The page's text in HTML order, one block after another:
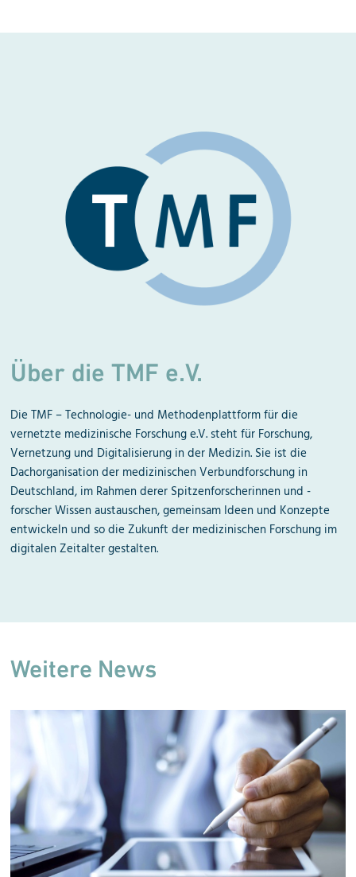
Über die TMF e.V.
Die TMF – Technologie- und Methodenplattform für die
vernetzte medizinische Forschung e.V. steht für Forschung,
Vernetzung und Digitalisierung in der Medizin. Sie ist die
Dachorganisation der medizinischen Verbundforschung in
Deutschland, im Rahmen derer Spitzenforscherinnen und -
forscher Wissen austauschen, gemeinsam Ideen und Konzepte
entwickeln und so die Zukunft der medizinischen Forschung im
digitalen Zeitalter gestalten.
Weitere News